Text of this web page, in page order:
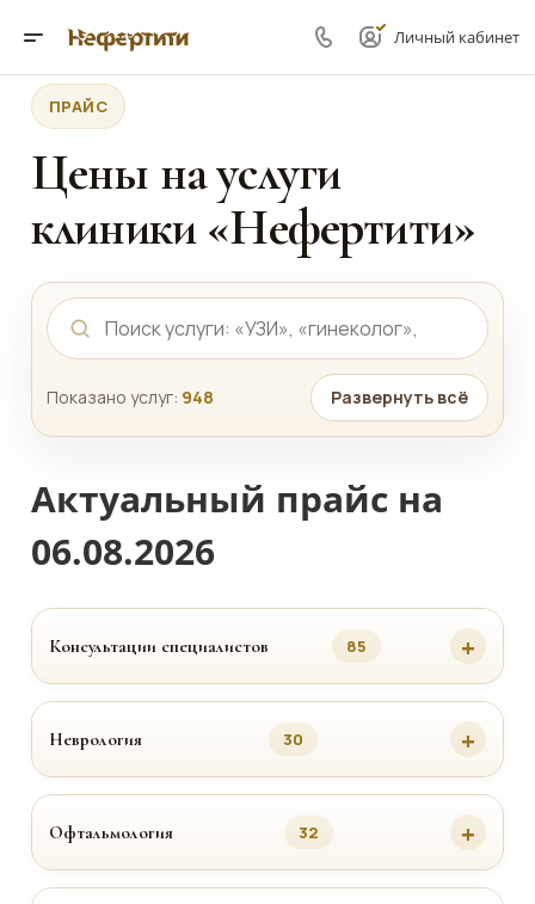
Личный кабинет
ПРАЙС
Цены на услуги
клиники «Нефертити»
Показано услуг: 948 Развернуть всё
Актуальный прайс на
06.08.2026
Консультации специалистов 85
Неврология 30
Офтальмология 32